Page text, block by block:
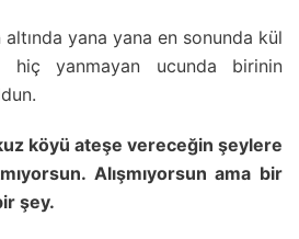
altında yana yana en sonunda kül
hiç yanmayan ucunda birinin
köyü ateşe vereceğin şeylere
Alışmıyorsun ama bir
şey.